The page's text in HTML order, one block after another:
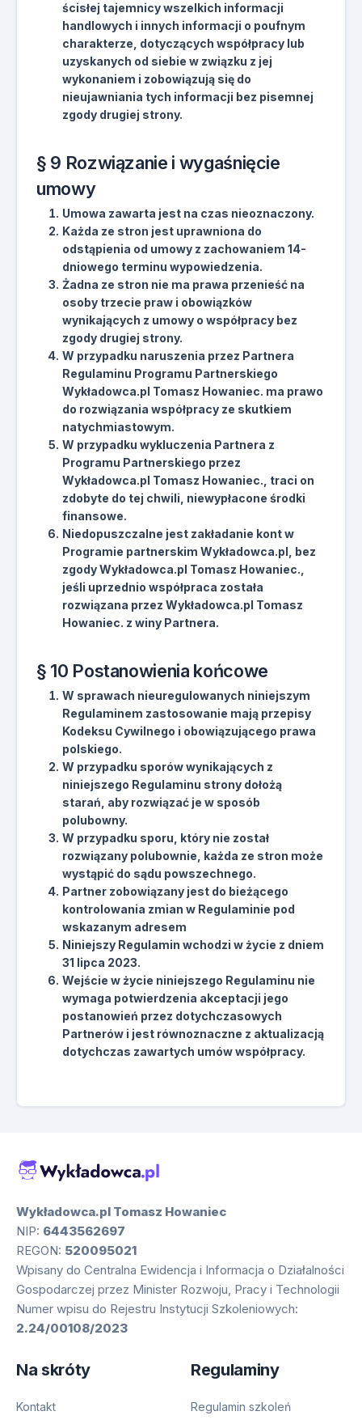
ścisłej tajemnicy wszelkich informacji
handlowych i innych informacji o poufnym
charakterze, dotyczących współpracy lub
uzyskanych od siebie w związku z jej
wykonaniem i zobowiązują się do
nieujawniania tych informacji bez pisemnej
zgody drugiej strony.
§ 9 Rozwiązanie i wygaśnięcie
umowy
Umowa zawarta jest na czas nieoznaczony.
Każda ze stron jest uprawniona do
odstąpienia od umowy z zachowaniem 14-
dniowego terminu wypowiedzenia.
Żadna ze stron nie ma prawa przenieść na
osoby trzecie praw i obowiązków
wynikających z umowy o współpracy bez
zgody drugiej strony.
W przypadku naruszenia przez Partnera
Regulaminu Programu Partnerskiego
Wykładowca.pl Tomasz Howaniec. ma prawo
do rozwiązania współpracy ze skutkiem
natychmiastowym.
W przypadku wykluczenia Partnera z
Programu Partnerskiego przez
Wykładowca.pl Tomasz Howaniec., traci on
zdobyte do tej chwili, niewypłacone środki
finansowe.
Niedopuszczalne jest zakładanie kont w
Programie partnerskim Wykładowca.pl, bez
zgody Wykładowca.pl Tomasz Howaniec.,
jeśli uprzednio współpraca została
rozwiązana przez Wykładowca.pl Tomasz
Howaniec. z winy Partnera.
§ 10 Postanowienia końcowe
W sprawach nieuregulowanych niniejszym
Regulaminem zastosowanie mają przepisy
Kodeksu Cywilnego i obowiązującego prawa
polskiego.
W przypadku sporów wynikających z
niniejszego Regulaminu strony dołożą
starań, aby rozwiązać je w sposób
polubowny.
W przypadku sporu, który nie został
rozwiązany polubownie, każda ze stron może
wystąpić do sądu powszechnego.
Partner zobowiązany jest do bieżącego
kontrolowania zmian w Regulaminie pod
wskazanym adresem
Niniejszy Regulamin wchodzi w życie z dniem
31 lipca 2023.
Wejście w życie niniejszego Regulaminu nie
wymaga potwierdzenia akceptacji jego
postanowień przez dotychczasowych
Partnerów i jest równoznaczne z aktualizacją
dotychczas zawartych umów współpracy.
Wykładowca.pl Tomasz Howaniec
NIP: 6443562697
REGON: 520095021
Wpisany do Centralna Ewidencja i Informacja o Działalności
Gospodarczej przez Minister Rozwoju, Pracy i Technologii
Numer wpisu do Rejestru Instytucji Szkoleniowych:
2.24/00108/2023
Na skróty
Kontakt
Regulaminy
Regulamin szkoleń